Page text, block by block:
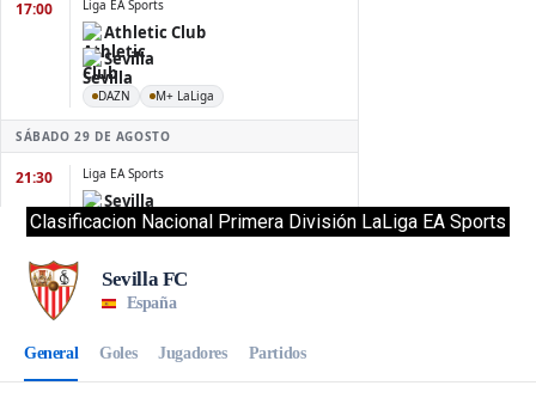
Clasificacion Nacional Primera División LaLiga EA Sports